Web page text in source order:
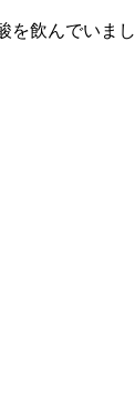
飲んでいま